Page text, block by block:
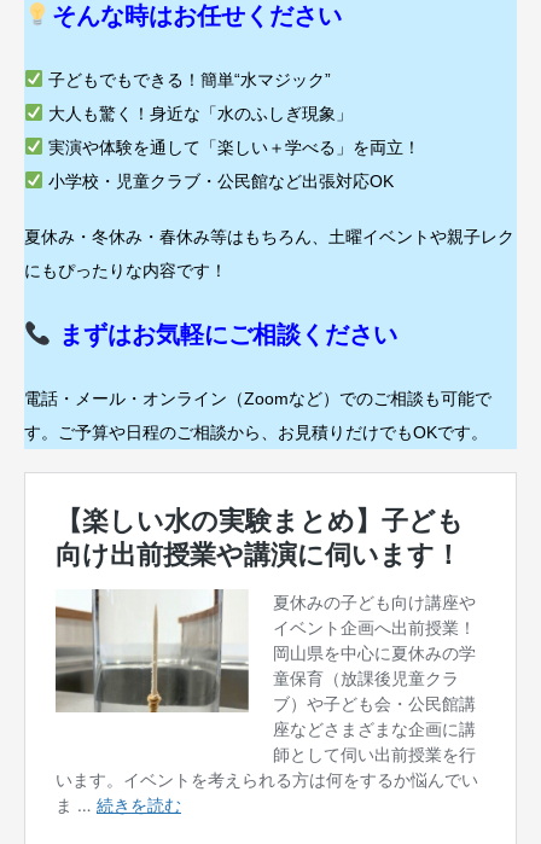
そんな時はお任せください
子どもでもできる！簡単“水マジック”
大人も驚く！身近な「水のふしぎ現象」
実演や体験を通して「楽しい＋学べる」を両立！
小学校・児童クラブ・公民館など出張対応OK
夏休み・冬休み・春休み等はもちろん、土曜イベントや親子レク
にもぴったりな内容です！
まずはお気軽にご相談ください
電話・メール・オンライン（Zoomなど）でのご相談も可能で
す。ご予算や日程のご相談から、お見積りだけでもOKです。